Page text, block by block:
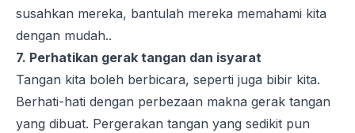
susahkan mereka, bantulah mereka memahami kita
dengan mudah..
7. Perhatikan gerak tangan dan isyarat
Tangan kita boleh berbicara, seperti juga bibir kita.
Berhati-hati dengan perbezaan makna gerak tangan
yang dibuat. Pergerakan tangan yang sedikit pun